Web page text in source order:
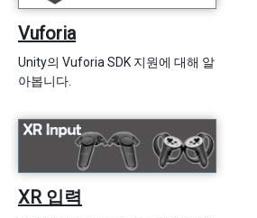
Vuforia
Unity의 Vuforia SDK 지원에 대해 알
아봅니다.
XR 입력